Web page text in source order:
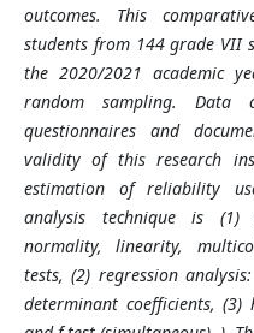
outcomes. This
students from 144 grade VII
the 2020/2021 academic
random sampling. Data
questionnaires and
validity of this research
estimation of reliability
analysis technique is (1)
normality, linearity,
tests, (2) regression
determinant coefficients,